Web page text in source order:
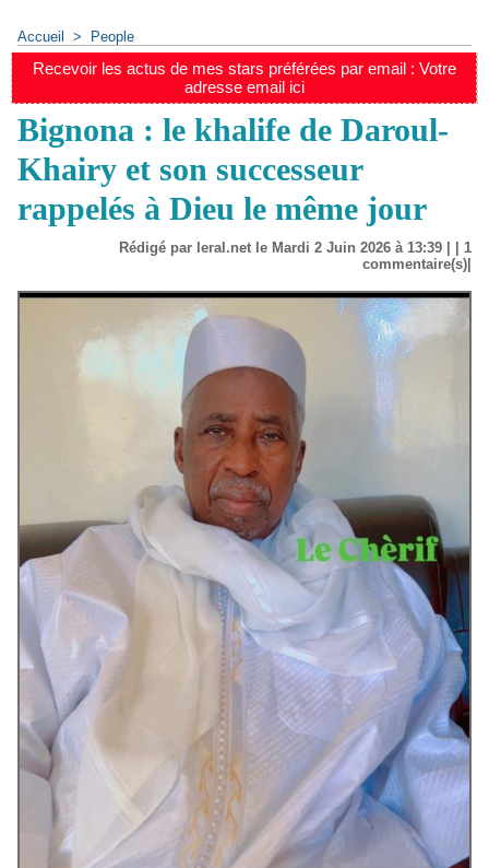
Accueil > People
Recevoir les actus de mes stars préférées par email : Votre
adresse email ici
Bignona : le khalife de Daroul-
Khairy et son successeur
rappelés à Dieu le même jour
Rédigé par leral.net le Mardi 2 Juin 2026 à 13:39 | | 1
commentaire(s)|